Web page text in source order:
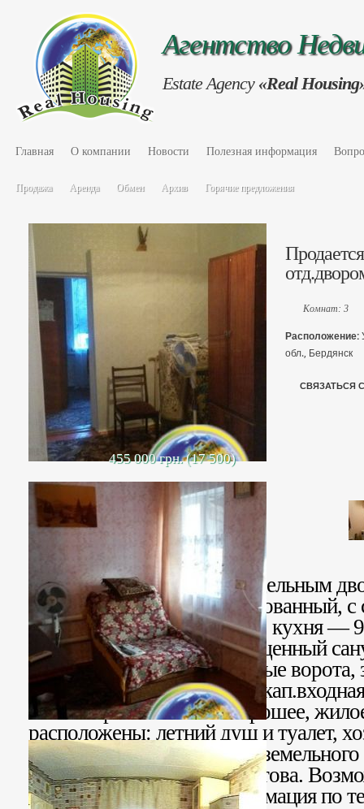
Агентство
Estate Agency «Real
Главная О компании Новости Полезная информация
Продажа Аренда Обмен Архив Горячие предложения
455 000 грн. (17 500)
Комнат: 3
Расположение:
обл., Бердянск
СВЯЗАТЬСЯ
Продается часть дома с отдельным
авто или гараж. Газифицированный, с
Общая площадь – 60 кв. м., кухня —
комнаты, прихожая, совмещенный
столовая. Установлены новые ворота,
металлопластиковые окна,
от бойлера. Состояние хорошее,
расположены: летний душ и туалет,
и мастерская. Общий план земельного
Расположен по ул. Лермонтова.
квартиру. Детальная информация по